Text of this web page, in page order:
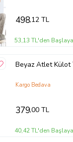
498,12 TL
53,13 TL'den
Beyaz Atlet Külot
Kargo Bedava
379,00 TL
40,42 TL'den